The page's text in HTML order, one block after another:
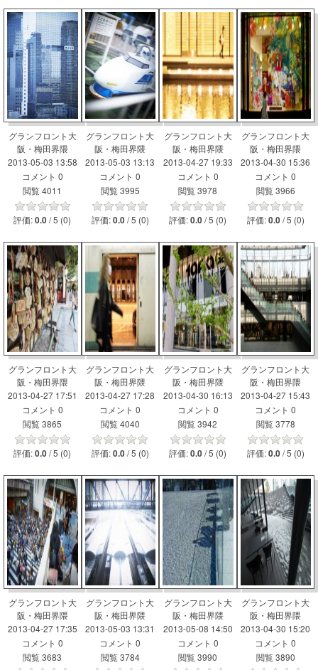
グランフロント大
阪・梅田界隈
2013-05-03 13:58
コメント 0
閲覧 4011
評価:0.0 / 5 (0)
グランフロント大
阪・梅田界隈
2013-05-03 13:13
コメント 0
閲覧 3995
評価:0.0 / 5 (0)
グランフロント大
阪・梅田界隈
2013-04-27 19:33
コメント 0
閲覧 3978
評価:0.0 / 5 (0)
グランフロント大
阪・梅田界隈
2013-04-30 15:36
コメント 0
閲覧 3966
評価:0.0 / 5 (0)
グランフロント大
阪・梅田界隈
2013-04-27 17:51
コメント 0
閲覧 3865
評価:0.0 / 5 (0)
グランフロント大
阪・梅田界隈
2013-04-27 17:28
コメント 0
閲覧 4040
評価:0.0 / 5 (0)
グランフロント大
阪・梅田界隈
2013-04-30 16:13
コメント 0
閲覧 3942
評価:0.0 / 5 (0)
グランフロント大
阪・梅田界隈
2013-04-27 15:43
コメント 0
閲覧 3778
評価:0.0 / 5 (0)
グランフロント大
阪・梅田界隈
2013-04-27 17:35
コメント 0
閲覧 3683
グランフロント大
阪・梅田界隈
2013-05-03 13:31
コメント 0
閲覧 3784
グランフロント大
阪・梅田界隈
2013-05-08 14:50
コメント 0
閲覧 3990
グランフロント大
阪・梅田界隈
2013-04-30 15:20
コメント 0
閲覧 3890